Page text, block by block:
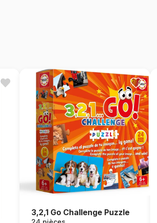
3,2,1 Go Challenge Puzzle